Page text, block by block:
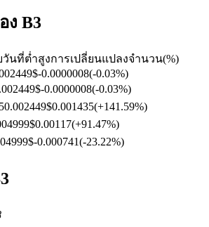
เป็นหลักประกัน
ง B3
วันที่ต่ำสูงการเปลี่ยนแปลงจำนวน(%)
$-0.0000008(-0.03%)
$-0.0000008(-0.03%)
0.002449$0.001435(+141.59%)
$0.00117(+91.47%)
$-0.000741(-23.22%)